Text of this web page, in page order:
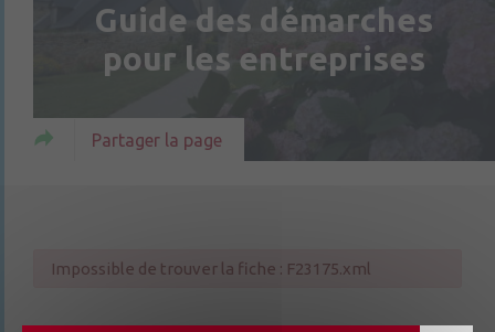
Guide des démarches
pour les entreprises
Partager la page
Impossible de trouver la fiche : F23175.xml